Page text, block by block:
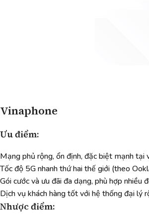
Vinaphone
Ưu điểm:
Mạng phủ rộng, ổn định, đặc biệt mạnh tại
Tốc độ 5G nhanh thứ hai thế giới (theo
Gói cước và ưu đãi đa dạng, phù hợp nhiều
Dịch vụ khách hàng tốt với hệ thống đại lý
Nhược điểm: